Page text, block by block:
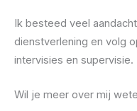
Ik besteed veel
dienstverlening en volg
intervisies en supervisie.
Wil je meer over mij